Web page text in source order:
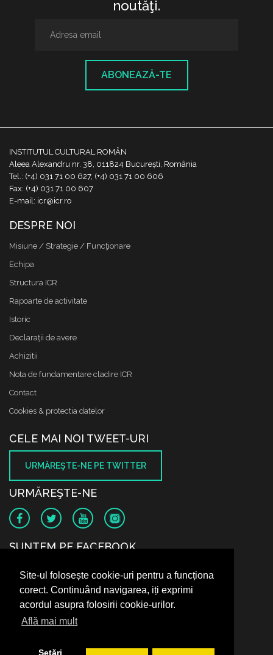
Site-ul folosește cookie-uri pentru a funcționa
corect. Continuând navigarea, iți exprimi
acordul asupra folosirii cookie-urilor.
Află mai mult
Setări
noutăţi.
ABONEAZĂ-TE
INSTITUTUL CULTURAL ROMÂN
Aleea Alexandru nr. 38, 011824 București, România
Tel.: (+4) 031 71 00 627, (+4) 031 71 00 606
Fax: (+4) 031 71 00 607
E-mail: icr@icr.ro
DESPRE NOI
Misiune / Strategie / Funcţionare
Echipa
Structura ICR
Rapoarte de activitate
Istoric
Declaraţii de avere
Achizitii
Nota de fundamentare cladire ICR
Contact
Cookies & protectia datelor
CELE MAI NOI TWEET-URI
URMĂREŞTE-NE PE TWITTER
URMĂREŞTE-NE
SUNTEM PE FACEBOOK